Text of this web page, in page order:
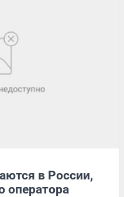
в России,
оператора